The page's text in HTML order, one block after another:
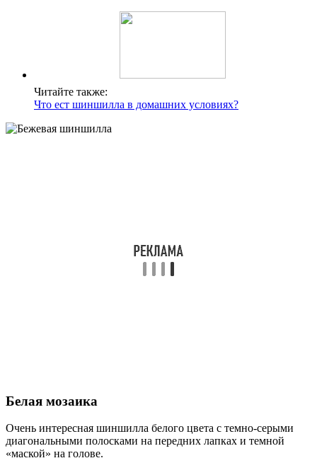
Читайте также:
Что ест шиншилла в домашних условиях?
Белая мозаика
Очень интересная шиншилла белого цвета с темно-серыми
диагональными полосками на передних лапках и темной
«маской» на голове.